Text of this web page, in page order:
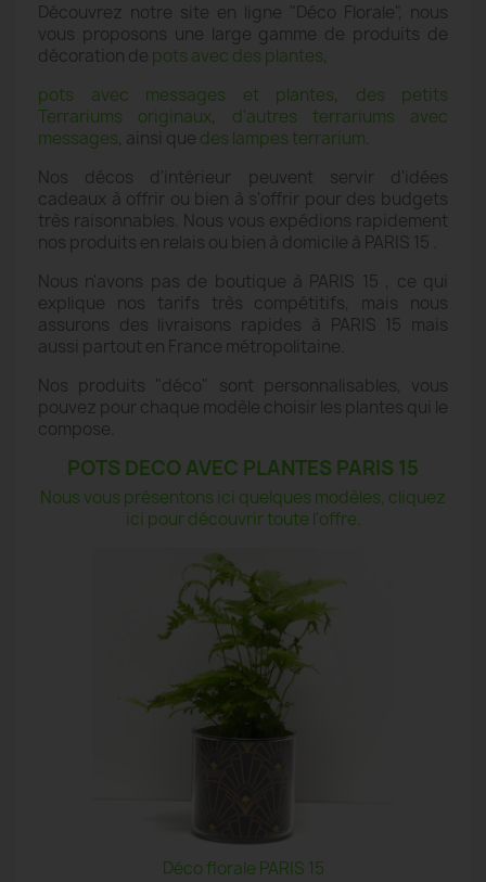
Découvrez notre site en ligne "Déco Florale", nous
vous proposons une large gamme de produits de
décoration de pots avec des plantes,
pots avec messages et plantes, des petits
Terrariums originaux, d'autres terrariums avec
messages, ainsi que des lampes terrarium
Nos décos d'intérieur peuvent servir d'idées
cadeaux à offrir ou bien à s'offrir pour des budgets
très raisonnables. Nous vous expédions rapidement
nos produits en relais ou bien à domicile à PARIS 15 .
Nous n'avons pas de boutique à PARIS 15 , ce qui
explique nos tarifs très compétitifs, mais nous
assurons des livraisons rapides à PARIS 15 mais
aussi partout en France métropolitaine.
Nos produits "déco" sont personnalisables, vous
pouvez pour chaque modèle choisir les plantes qui le
compose.
POTS DECO AVEC PLANTES PARIS 15
Nous vous présentons ici quelques modèles, cliquez
ici pour découvrir toute l'offre.
Déco florale PARIS 15